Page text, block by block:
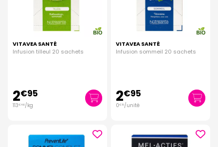
VITAVEA SANTÉ
Infusion tilleul 20 sachets
2€95
113€46/kg
VITAVEA SANTÉ
Infusion sommeil 20 sachets
2€95
0€ 15/unité